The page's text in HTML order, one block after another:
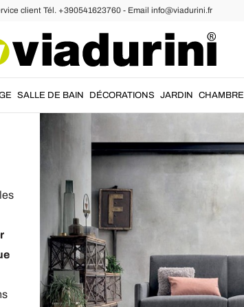
client Tél. +390541623760 - Email info@viadurini.fr
SALLE DE BAIN DÉCORATIONS JARDIN CHAMBRE
Revue de Presse à Découvrir